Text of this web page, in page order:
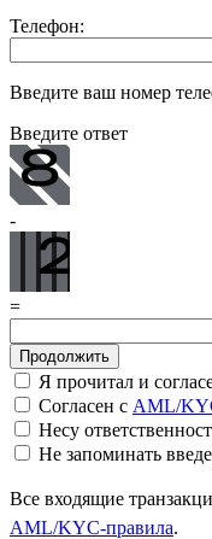
Телефон:
Введите ваш номер
Введите ответ
-
=
Я прочитал и
Согласен с AML/
Несу
Не запоминать
Все входящие
AML/KYC-правила.